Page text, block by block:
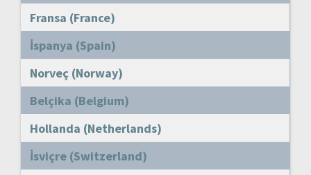
Fransa (France)
İspanya (Spain)
Norveç (Norway)
Belçika (Belgium)
Hollanda (Netherlands)
İsviçre (Switzerland)